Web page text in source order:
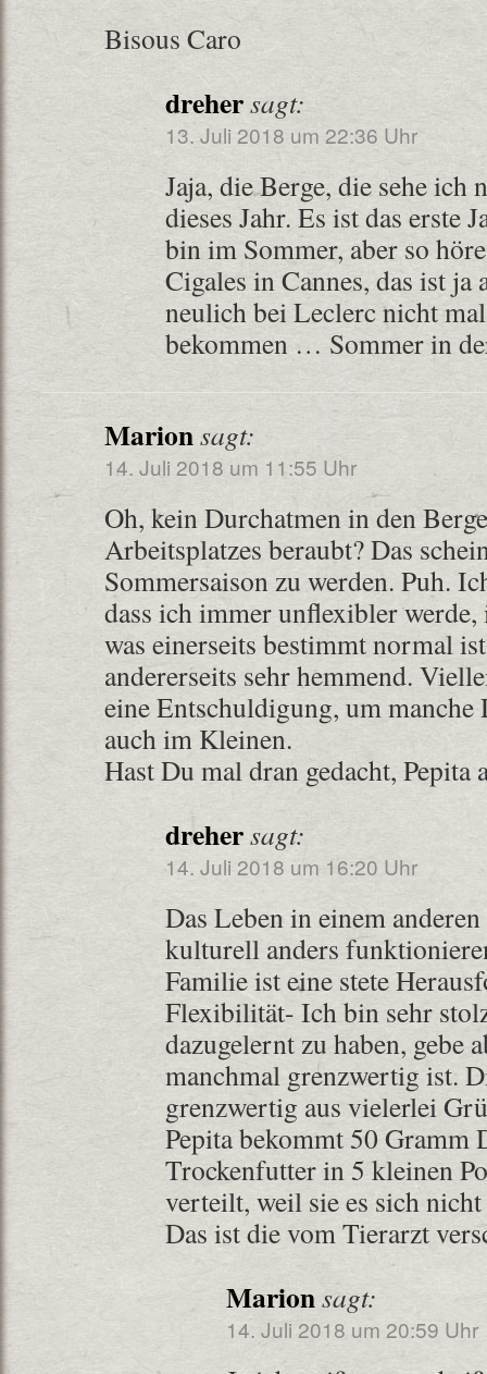
Bisous Caro
drehersagt:
13. Juli 2018 um 22:36 Uhr
Jaja, die Berge, die sehe
dieses Jahr. Es ist das erste
bin im Sommer, aber so
Cigales in Cannes, das ist ja
neulich bei Leclerc nicht
bekommen … Sommer in
Marionsagt:
14. Juli 2018 um 11:55 Uhr
Oh, kein Durchatmen in den
Arbeitsplatzes beraubt? Das
Sommersaison zu werden. Puh.
dass ich immer unflexibler
was einerseits bestimmt normal
andererseits sehr hemmend.
eine Entschuldigung, um
auch im Kleinen.
Hast Du mal dran gedacht, Pepita
drehersagt:
14. Juli 2018 um 16:20 Uhr
Das Leben in einem
kulturell anders
Familie ist eine stete
Flexibilität- Ich bin sehr
dazugelernt zu haben, gebe
manchmal grenzwertig ist.
grenzwertig aus vielerlei
Pepita bekommt 50 Gramm
Trockenfutter in 5 kleinen
verteilt, weil sie es sich
Das ist die vom Tierarzt
Marionsagt:
14. Juli 2018 um 20:59 Uhr